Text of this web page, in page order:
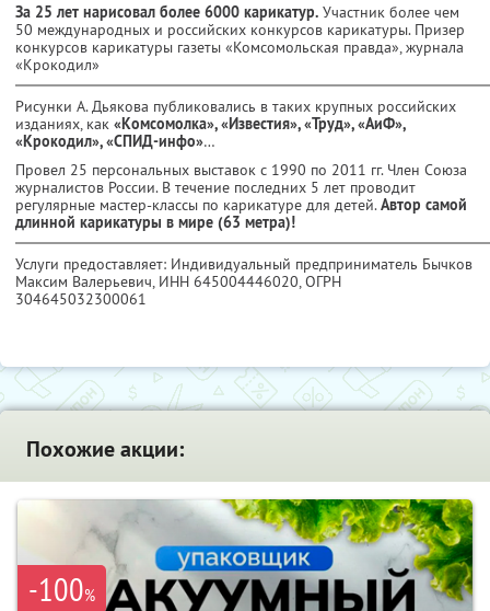
За 25 лет нарисовал более 6000 карикатур. Участник более чем
50 международных и российских конкурсов карикатуры. Призер
конкурсов карикатуры газеты «Комсомольская правда», журнала
«Крокодил»
Рисунки А. Дьякова публиковались в таких крупных российских
изданиях, как «Комсомолка», «Известия», «Труд», «АиФ»,
«Крокодил», «СПИД-инфо»…
Провел 25 персональных выставок с 1990 по 2011 гг. Член Союза
журналистов России. В течение последних 5 лет проводит
регулярные мастер-классы по карикатуре для детей.Автор самой
длинной карикатуры в мире (63 метра)!
Услуги предоставляет: Индивидуальный предприниматель Бычков
Максим Валерьевич, ИНН 645004446020, ОГРН
304645032300061
Похожие акции:
-100%